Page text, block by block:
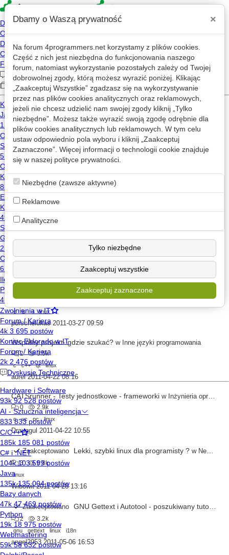
4p
Forum
Kategorie Wszystkie Wątki z: linux
Zużycie pamięci i czas działania programu, linukswInżynieria oprogramowania
5
5.8k
linux
protechnologia 2011-03-22 10:03
tryb wirtualny ubuntuw Hardware/Software
8
5.1k
ubuntu
linux seven
Paweł Dmitruk
linux
git
2011-03-25 01:54
Odczytwyanie typu pliku, symulacja polecenia ls -l
0
2.6k
c
ls -l linux
porschelukas 2011-03-27 09:59
Wspólny projekt- gdzie szukać? w Inne języki programowania
2
3.5k
c
c++ qt linux
aurel 2011-04-22 08:16
CATSrunner - Testy jednostkowe - frameworki w Inżynieria oprogramowania
0
2.9k
c
uc pc linux
Drauggul 2011-04-22 10:55
Zaakceptowano Lekki, szybki linux dla programisty ? w Newbie
3
6.8k
linux
Wibowit 2011-04-28 13:16
Zaakceptowano GNU Gettext i Autotool - poszukiwany tutorial
2
3.2k
gnu
gettext linux i18n
angel2953 2011-05-06 16:53
Dbamy o Waszą prywatność ×
Na forum 4programmers.net korzystamy z plików cookies.
Część z nich jest niezbędna do funkcjonowania naszego
forum, natomiast wykorzystanie pozostałych zależy od Twojej
dobrowolnej zgody, którą możesz wyrazić poniżej. Klikając
„Zaakceptuj Wszystkie” zgadzasz się na wykorzystywanie
przez nas plików cookies analitycznych oraz reklamowych,
jeżeli nie chcesz udzielić nam swojej zgody kliknij „Tylko
niezbędne”. Możesz także wyrazić swoją zgodę odrębnie dla
plików cookies analitycznych lub reklamowych. W tym celu
ustaw odpowiednio pola wyboru i kliknij „Zaakceptuj
Zaznaczone”. Więcej informacji o technologii cookie znajduje
się w naszej polityce prywatności.
Niezbędne (zawsze aktywne)
Reklamowe
Analityczne
Tylko niezbędne
Zaakceptuj wszystkie
Zaakceptuj zaznaczone